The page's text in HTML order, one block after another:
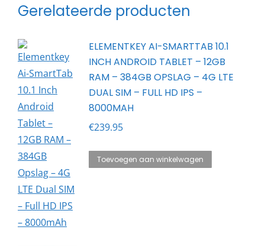
Gerelateerde producten
ELEMENTKEY AI-SMARTTAB 10.1
INCH ANDROID TABLET – 12GB
RAM – 384GB OPSLAG – 4G LTE
DUAL SIM – FULL HD IPS –
8000MAH
€239.95
Toevoegen aan winkelwagen